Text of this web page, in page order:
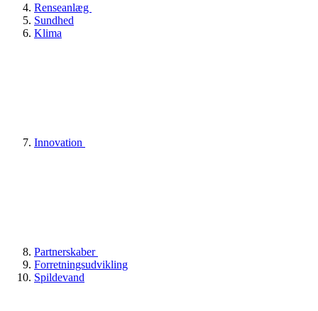
Renseanlæg
Sundhed
Klima
Innovation
Partnerskaber
Forretningsudvikling
Spildevand